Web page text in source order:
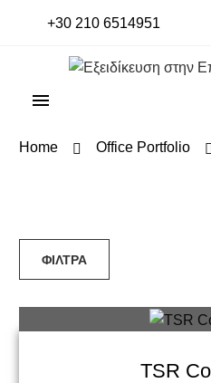
+30 210 6514951
Home Office Portfolio
TSR